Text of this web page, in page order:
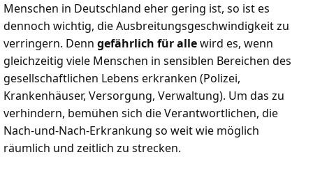
Menschen in Deutschland eher gering ist, so ist es
dennoch wichtig, die Ausbreitungsgeschwindigkeit zu
verringern. Denn gefährlich für allewird es, wenn
gleichzeitig viele Menschen in sensiblen Bereichen des
gesellschaftlichen Lebens erkranken (Polizei,
Krankenhäuser, Versorgung, Verwaltung). Um das zu
verhindern, bemühen sich die Verantwortlichen, die
Nach-und-Nach-Erkrankung so weit wie möglich
räumlich und zeitlich zu strecken.